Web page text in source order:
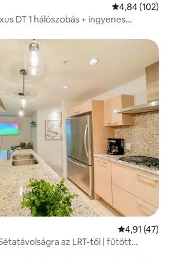
Átlagos
4,84 (102)
DT 1 hálószobás + ingyenes
Átlagos
4,91 (47)
az LRT-től | fűtött